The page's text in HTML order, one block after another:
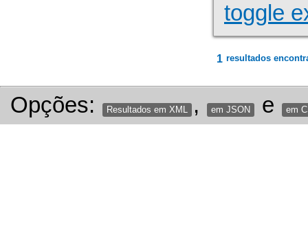
toggle
1 resultados
Opções: Resultados em XML , em JSON e em